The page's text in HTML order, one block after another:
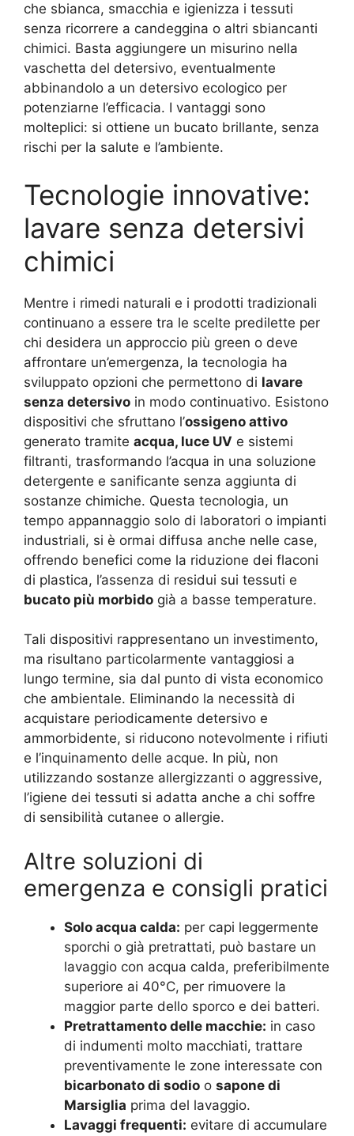
che sbianca, smacchia e igienizza i tessuti
senza ricorrere a candeggina o altri sbiancanti
chimici. Basta aggiungere un misurino nella
vaschetta del detersivo, eventualmente
abbinandolo a un detersivo ecologico per
potenziarne l’efficacia. I vantaggi sono
molteplici: si ottiene un bucato brillante, senza
rischi per la salute e l’ambiente.
Tecnologie innovative:
lavare senza detersivi
chimici
Mentre i rimedi naturali e i prodotti tradizionali
continuano a essere tra le scelte predilette per
chi desidera un approccio più green o deve
affrontare un’emergenza, la tecnologia ha
sviluppato opzioni che permettono di lavare
senza detersivo in modo continuativo. Esistono
dispositivi che sfruttano l’ossigeno attivo
generato tramite acqua, luce UV e sistemi
filtranti, trasformando l’acqua in una soluzione
detergente e sanificante senza aggiunta di
sostanze chimiche. Questa tecnologia, un
tempo appannaggio solo di laboratori o impianti
industriali, si è ormai diffusa anche nelle case,
offrendo benefici come la riduzione dei flaconi
di plastica, l’assenza di residui sui tessuti e
bucato più morbido già a basse temperature.
Tali dispositivi rappresentano un investimento,
ma risultano particolarmente vantaggiosi a
lungo termine, sia dal punto di vista economico
che ambientale. Eliminando la necessità di
acquistare periodicamente detersivo e
ammorbidente, si riducono notevolmente i rifiuti
e l’inquinamento delle acque. In più, non
utilizzando sostanze allergizzanti o aggressive,
l’igiene dei tessuti si adatta anche a chi soffre
di sensibilità cutanee o allergie.
Altre soluzioni di
emergenza e consigli pratici
Solo acqua calda: per capi leggermente
sporchi o già pretrattati, può bastare un
lavaggio con acqua calda, preferibilmente
superiore ai 40°C, per rimuovere la
maggior parte dello sporco e dei batteri.
Pretrattamento delle macchie: in caso
di indumenti molto macchiati, trattare
preventivamente le zone interessate con
bicarbonato di sodio o sapone di
Marsiglia prima del lavaggio.
Lavaggi frequenti: evitare di accumulare